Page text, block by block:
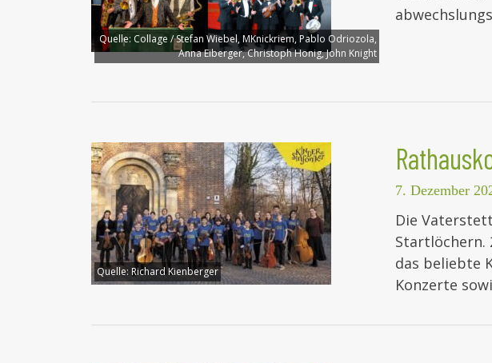
Quelle: Collage / Stefan Wiebel, MKnickriem, Pablo Odriozola,
Anna Eiberger, Christoph Honig, John Knight
Quelle: Richard Kienberger
7. Dezember
Die
Startlöchern.
das beliebte
Konzerte